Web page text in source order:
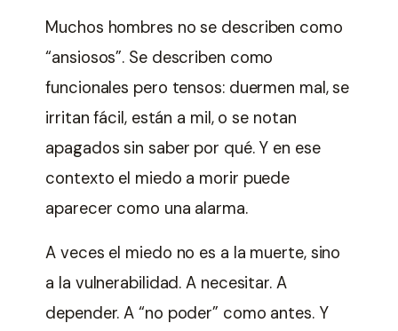
Muchos hombres no se describen como
“ansiosos”. Se describen como
funcionales pero tensos: duermen mal, se
irritan fácil, están a mil, o se notan
apagados sin saber por qué. Y en ese
contexto el miedo a morir puede
aparecer como una alarma.
A veces el miedo no es a la muerte, sino
a la vulnerabilidad. A necesitar. A
depender. A “no poder” como antes. Y